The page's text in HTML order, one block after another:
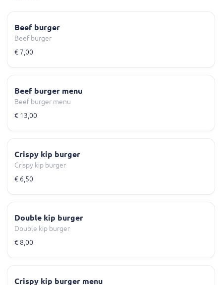
Beef burger
Beef burger
€ 7,00
Beef burger menu
Beef burger menu
€ 13,00
Crispy kip burger
Crispy kip burger
€ 6,50
Double kip burger
Double kip burger
€ 8,00
Crispy kip burger menu